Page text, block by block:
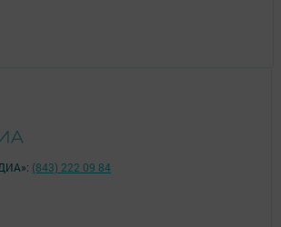
(843) 222 09 84